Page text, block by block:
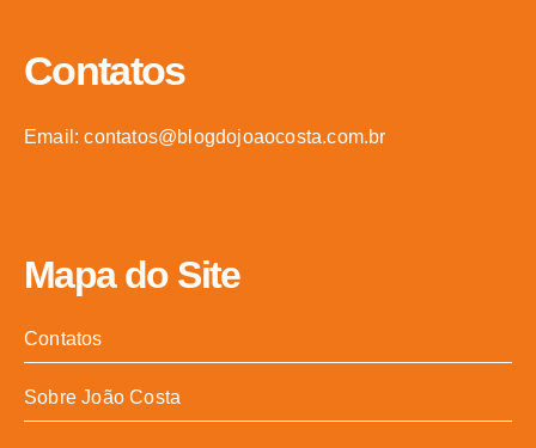
Contatos
Email: contatos@blogdojoaocosta.com.br
Mapa do Site
Contatos
Sobre João Costa